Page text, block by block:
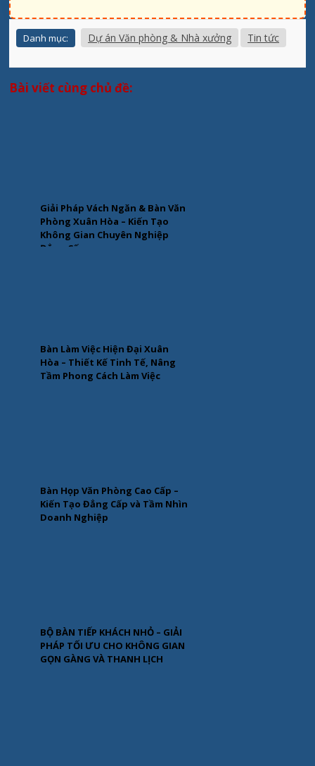
Danh mục: Dự án Văn phòng & Nhà xưởng Tin tức
Bài viết cùng chủ đề:
Giải Pháp Vách Ngăn & Bàn Văn
Phòng Xuân Hòa – Kiến Tạo
Không Gian Chuyên Nghiệp
Đẳng Cấp
Bàn Làm Việc Hiện Đại Xuân
Hòa – Thiết Kế Tinh Tế, Nâng
Tầm Phong Cách Làm Việc
Bàn Họp Văn Phòng Cao Cấp –
Kiến Tạo Đẳng Cấp và Tầm Nhìn
Doanh Nghiệp
BỘ BÀN TIẾP KHÁCH NHỎ – GIẢI
PHÁP TỐI ƯU CHO KHÔNG GIAN
GỌN GÀNG VÀ THANH LỊCH